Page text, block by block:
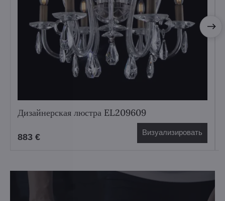
Дизайнерская люстра EL209609
883 € Визуализировать